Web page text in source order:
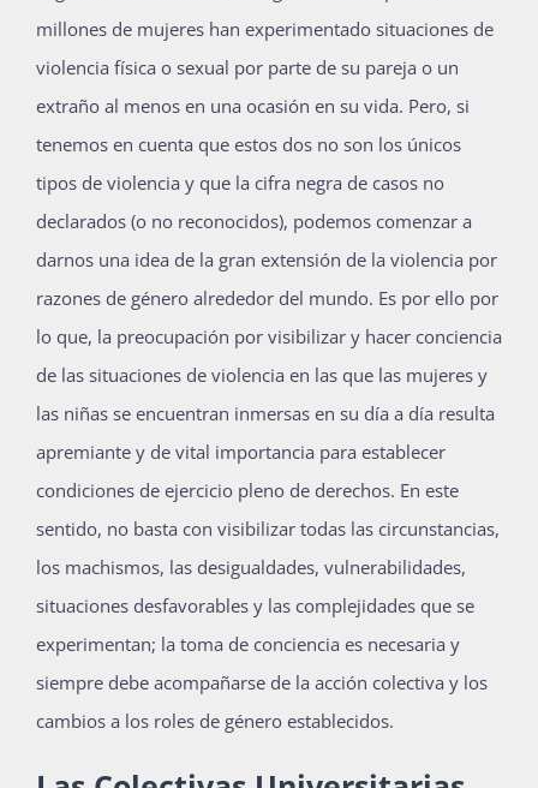
millones de mujeres han experimentado situaciones de
violencia física o sexual por parte de su pareja o un
extraño al menos en una ocasión en su vida. Pero, si
tenemos en cuenta que estos dos no son los únicos
tipos de violencia y que la cifra negra de casos no
declarados (o no reconocidos), podemos comenzar a
darnos una idea de la gran extensión de la violencia por
razones de género alrededor del mundo. Es por ello por
lo que, la preocupación por visibilizar y hacer conciencia
de las situaciones de violencia en las que las mujeres y
las niñas se encuentran inmersas en su día a día resulta
apremiante y de vital importancia para establecer
condiciones de ejercicio pleno de derechos. En este
sentido, no basta con visibilizar todas las circunstancias,
los machismos, las desigualdades, vulnerabilidades,
situaciones desfavorables y las complejidades que se
experimentan; la toma de conciencia es necesaria y
siempre debe acompañarse de la acción colectiva y los
cambios a los roles de género establecidos.